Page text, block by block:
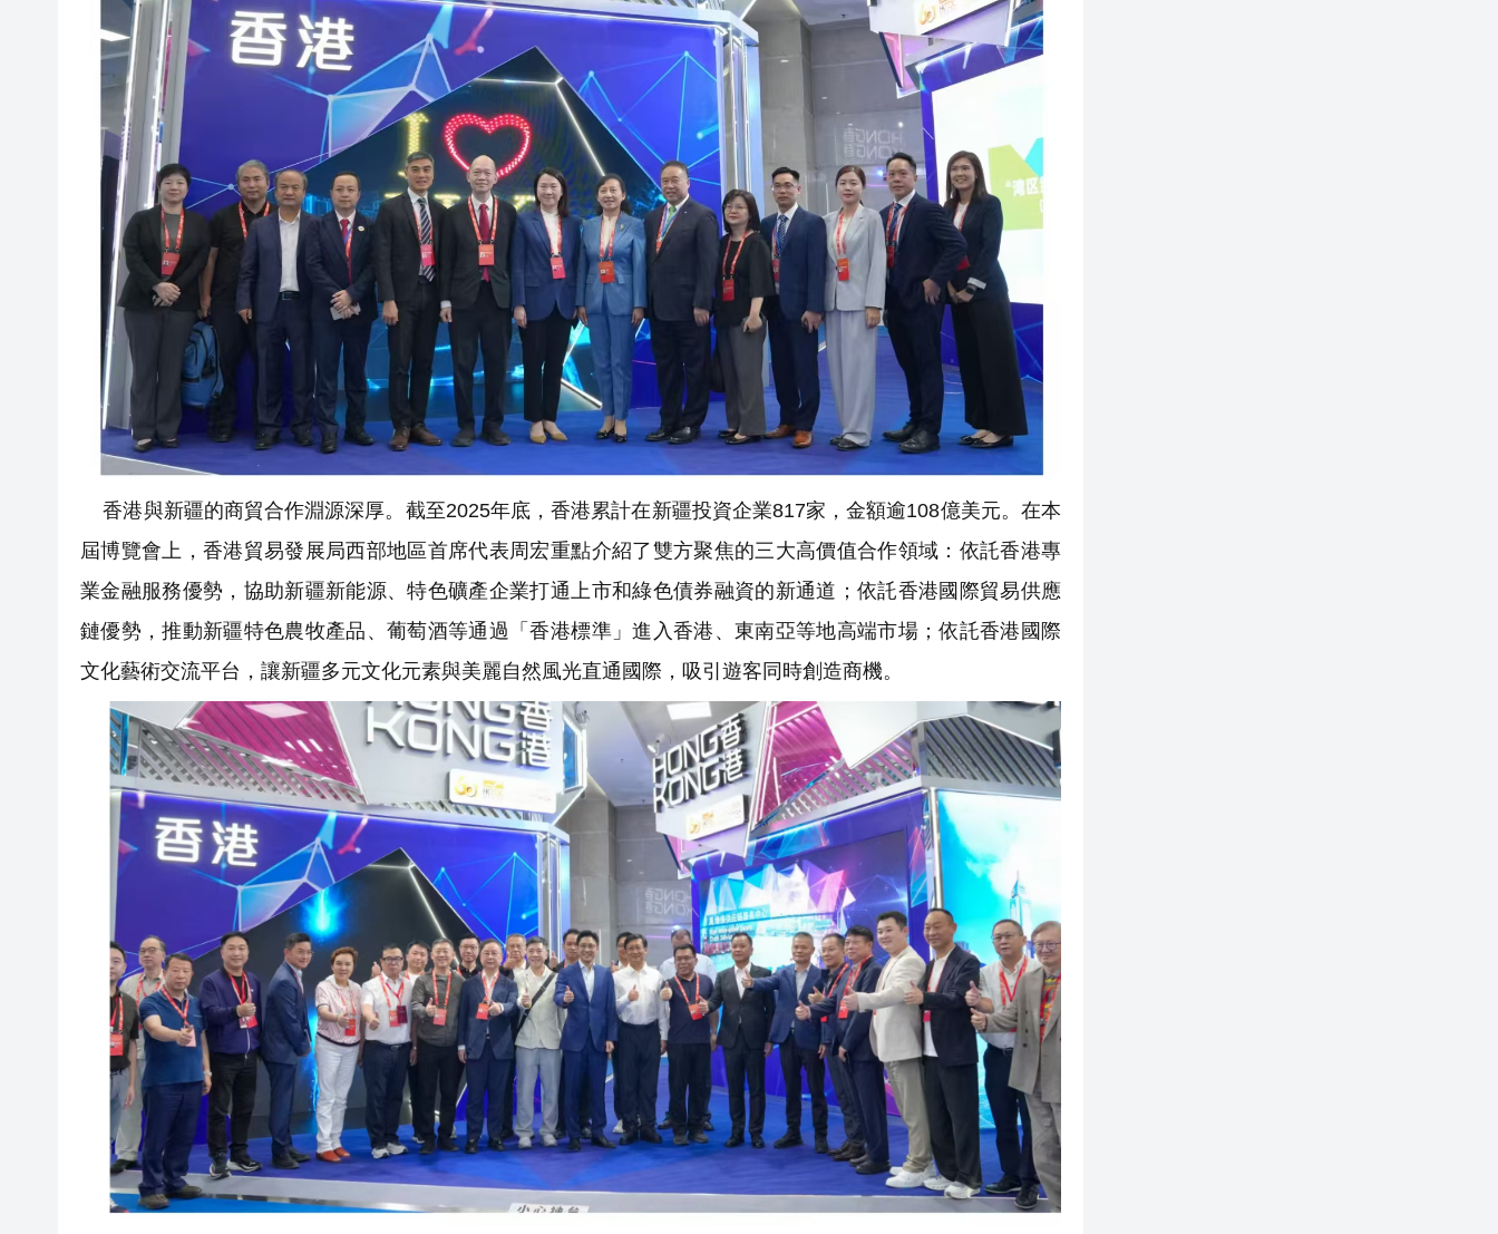
香港與新疆的商貿合作淵源深厚。截至2025年底，香港累計在新疆投資企業817家，金額逾108億美元。在本
屆博覽會上，香港貿易發展局西部地區首席代表周宏重點介紹了雙方聚焦的三大高價值合作領域：依託香港專
業金融服務優勢，協助新疆新能源、特色礦產企業打通上市和綠色債券融資的新通道；依託香港國際貿易供應
鏈優勢，推動新疆特色農牧產品、葡萄酒等通過「香港標準」進入香港、東南亞等地高端市場；依託香港國際
文化藝術交流平台，讓新疆多元文化元素與美麗自然風光直通國際，吸引遊客同時創造商機。